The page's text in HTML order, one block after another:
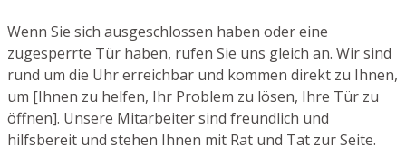
Wenn Sie sich ausgeschlossen haben oder eine
zugesperrte Tür haben, rufen Sie uns gleich an. Wir sind
rund um die Uhr erreichbar und kommen direkt zu Ihnen,
um [Ihnen zu helfen, Ihr Problem zu lösen, Ihre Tür zu
öffnen]. Unsere Mitarbeiter sind freundlich und
hilfsbereit und stehen Ihnen mit Rat und Tat zur Seite.